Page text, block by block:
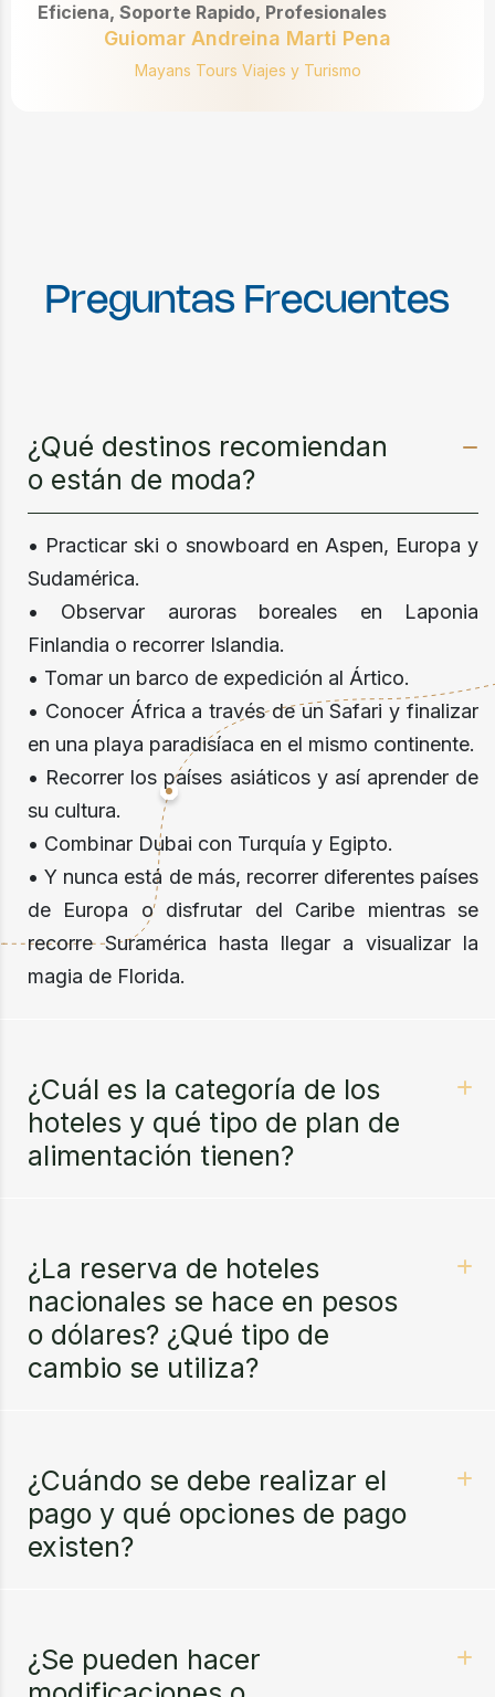
Eficiena, Soporte Rapido, Profesionales
Guiomar Andreina Marti Pena
Mayans Tours Viajes y Turismo
Preguntas Frecuentes
¿Qué destinos recomiendan
o están de moda?
• Practicar ski o snowboard en Aspen, Europa y
Sudamérica.
• Observar auroras boreales en Laponia
Finlandia o recorrer Islandia.
• Tomar un barco de expedición al Ártico.
• Conocer África a través de un Safari y finalizar
en una playa paradisíaca en el mismo continente.
• Recorrer los países asiáticos y así aprender de
su cultura.
• Combinar Dubai con Turquía y Egipto.
• Y nunca está de más, recorrer diferentes países
de Europa o disfrutar del Caribe mientras se
recorre Suramérica hasta llegar a visualizar la
magia de Florida.
¿Cuál es la categoría de los
hoteles y qué tipo de plan de
alimentación tienen?
¿La reserva de hoteles
nacionales se hace en pesos
o dólares? ¿Qué tipo de
cambio se utiliza?
¿Cuándo se debe realizar el
pago y qué opciones de pago
existen?
¿Se pueden hacer